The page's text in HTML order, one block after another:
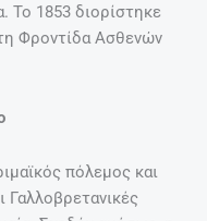
Το 1853 διορίστηκε
Φροντίδα Ασθενών
πόλεμος και
Γαλλοβρετανικές